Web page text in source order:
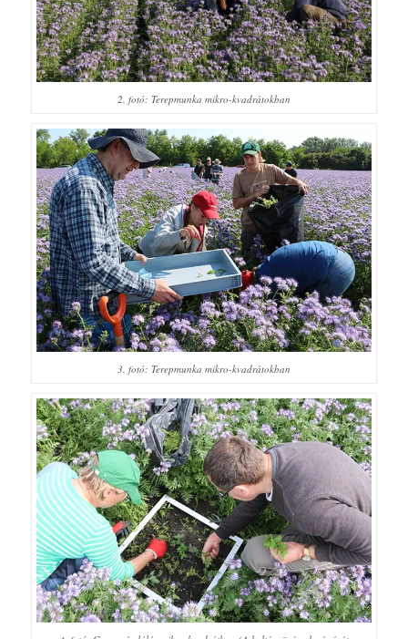
2. fotó: Terepmunka mikro-kvadrátokban
3. fotó: Terepmunka mikro-kvadrátokban